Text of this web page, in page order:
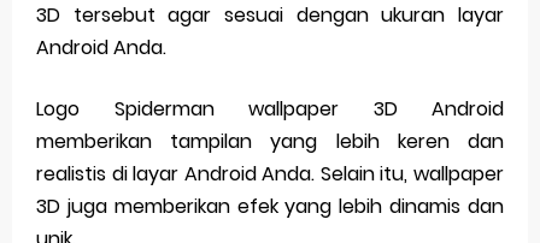
3D tersebut agar sesuai dengan ukuran layar
Android Anda.
Logo Spiderman wallpaper 3D Android
memberikan tampilan yang lebih keren dan
realistis di layar Android Anda. Selain itu, wallpaper
3D juga memberikan efek yang lebih dinamis dan